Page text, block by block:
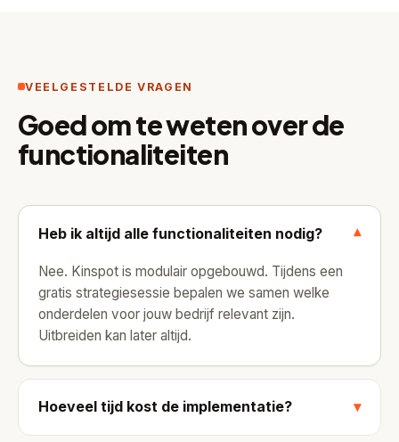
VEELGESTELDE VRAGEN
Goed om te weten over de
functionaliteiten
Heb ik altijd alle functionaliteiten nodig? ▾
Nee. Kinspot is modulair opgebouwd. Tijdens een
gratis strategiesessie bepalen we samen welke
onderdelen voor jouw bedrijf relevant zijn.
Uitbreiden kan later altijd.
Hoeveel tijd kost de implementatie? ▾